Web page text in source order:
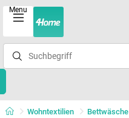
Menu
Wohntextilien Bettwäsche